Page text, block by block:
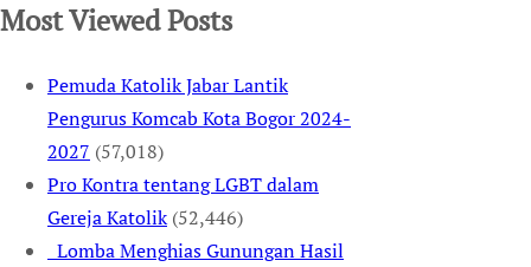
Most Viewed Posts
Pemuda Katolik Jabar Lantik
Pengurus Komcab Kota Bogor 2024-
2027 (57,018)
Pro Kontra tentang LGBT dalam
Gereja Katolik (52,446)
Lomba Menghias Gunungan Hasil